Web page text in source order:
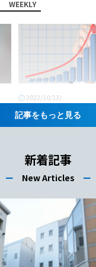
WEEKLY
2022/10/13/
「日本語教師」という
職業に将来性はある
記事を
新着記事
ー New Articles ー